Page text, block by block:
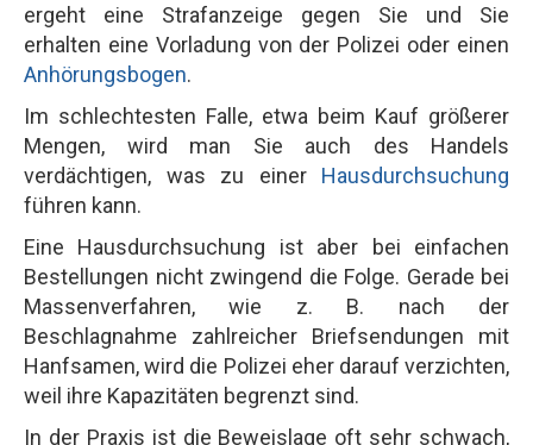
ergeht eine Strafanzeige gegen Sie und Sie
erhalten eine Vorladung von der Polizei oder einen
Anhörungsbogen.
Im schlechtesten Falle, etwa beim Kauf größerer
Mengen, wird man Sie auch des Handels
verdächtigen, was zu einer Hausdurchsuchung
führen kann.
Eine Hausdurchsuchung ist aber bei einfachen
Bestellungen nicht zwingend die Folge. Gerade bei
Massenverfahren, wie z. B. nach der
Beschlagnahme zahlreicher Briefsendungen mit
Hanfsamen, wird die Polizei eher darauf verzichten,
weil ihre Kapazitäten begrenzt sind.
In der Praxis ist die Beweislage oft sehr schwach,